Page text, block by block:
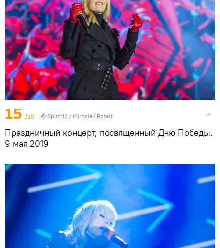
15 /20 © Sputnik / Miroslav Rotari
Праздничный концерт, посвященный Дню Победы.
9 мая 2019